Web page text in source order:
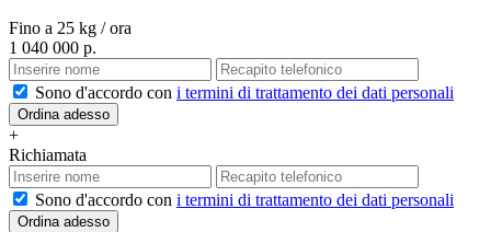
Fino a 25 kg / ora
1 040 000 р.
Sono d'accordo con i termini di trattamento dei dati personali
Ordina adesso
+
Richiamata
Sono d'accordo con i termini di trattamento dei dati personali
Ordina adesso